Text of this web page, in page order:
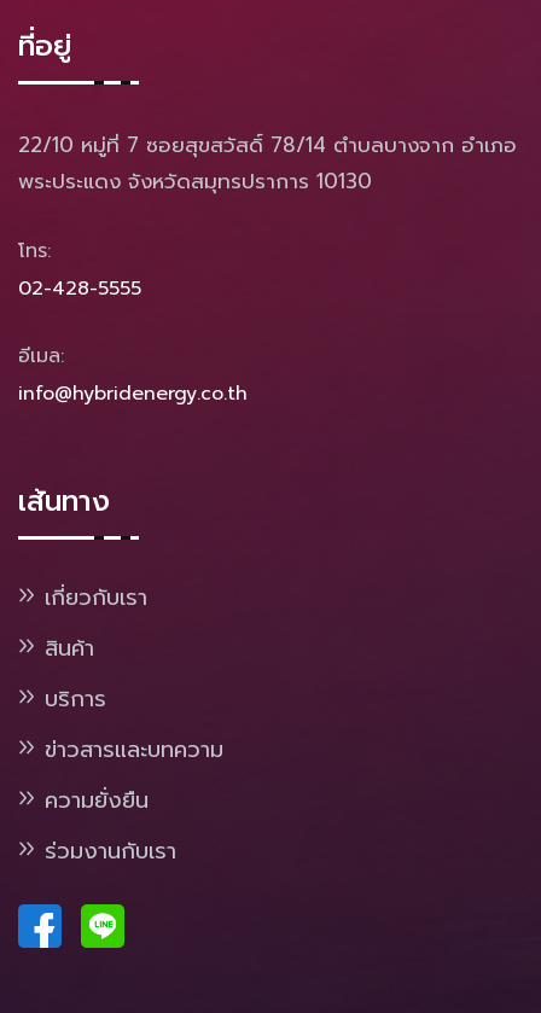
ที่อยู่
22/10 หมู่ที่ 7 ซอยสุขสวัสดิ์ 78/14 ตำบลบางจาก อำเภอ
พระประแดง จังหวัดสมุทรปราการ 10130
โทร:
02-428-5555
อีเมล:
info@hybridenergy.co.th
เส้นทาง
เกี่ยวกับเรา
สินค้า
บริการ
ข่าวสารและบทความ
ความยั่งยืน
ร่วมงานกับเรา